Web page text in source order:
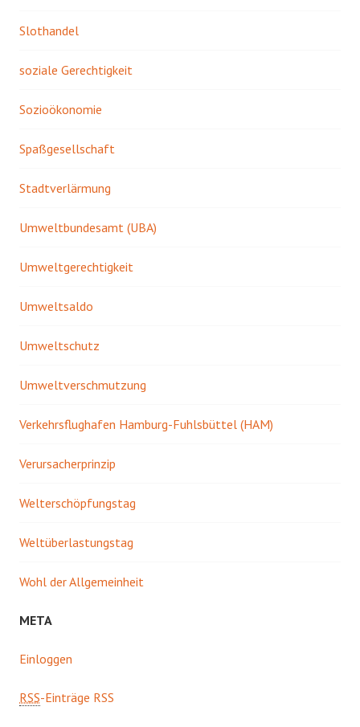
Slothandel
soziale Gerechtigkeit
Sozioökonomie
Spaßgesellschaft
Stadtverlärmung
Umweltbundesamt (UBA)
Umweltgerechtigkeit
Umweltsaldo
Umweltschutz
Umweltverschmutzung
Verkehrsflughafen Hamburg-Fuhlsbüttel (HAM)
Verursacherprinzip
Welterschöpfungstag
Weltüberlastungstag
Wohl der Allgemeinheit
META
Einloggen
RSS-Einträge RSS